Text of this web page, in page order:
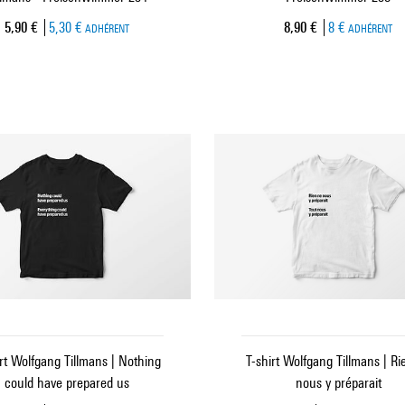
Prix ​​actuel
5,90 € 5,30 € ADHÉRENT
Prix ​​actuel
8,90 € 8 € ADHÉRENT
Wolfgang Tillmans | Nothing
could have prepared us
T-shirt Wolfgang Tillmans |
nous y préparait